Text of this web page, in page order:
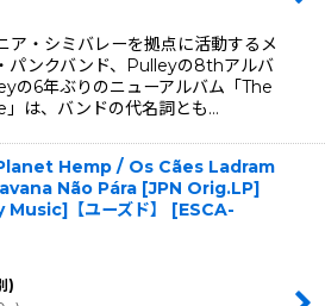
ア・シミバレーを拠点に活動するメ
パンクバンド、Pulleyの8thアルバ
の6年ぶりのニューアルバム「The
は、バンドの代名詞とも…
Planet Hemp / Os Cães Ladram
Não Pára [JPN Orig.LP]
【ユーズド】
[ESCA-
)